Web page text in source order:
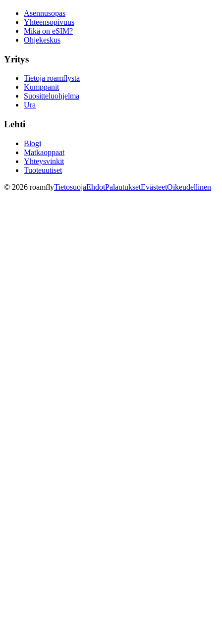
Asennusopas
Yhteensopivuus
Mikä on eSIM?
Ohjekeskus
Yritys
Tietoja roamflysta
Kumppanit
Suositteluohjelma
Ura
Lehti
Blogi
Matkaoppaat
Yhteysvinkit
Tuoteuutiset
© 2026 roamflyTietosuojaEhdotPalautuksetEvästeetOikeudellinen